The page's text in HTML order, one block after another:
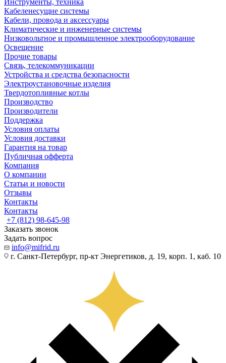
Инструменты, техника
Кабеленесущие системы
Кабели, провода и аксессуары
Климатические и инженерные системы
Низковольтное и промышленное электрооборудование
Освещение
Прочие товары
Связь, телекоммуникации
Устройства и средства безопасности
Электроустановочные изделия
Твердотопливные котлы
Производство
Производители
Поддержка
Условия оплаты
Условия доставки
Гарантия на товар
Публичная офферта
Компания
О компании
Статьи и новости
Отзывы
Контакты
Контакты
+7 (812) 98-645-98
Заказать звонок
Задать вопрос
info@mifrid.ru
г. Санкт-Петербург, пр-кт Энергетиков, д. 19, корп. 1, каб. 10